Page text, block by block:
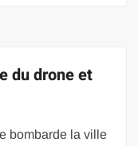
du drone et
bombarde la ville